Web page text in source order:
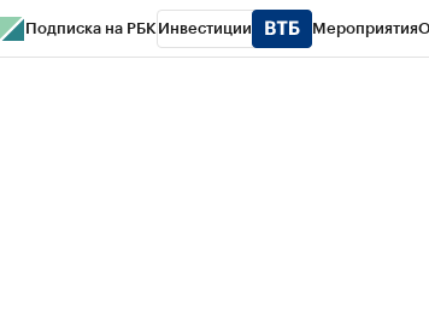
Подписка на РБК Инвестиции Мероприятия